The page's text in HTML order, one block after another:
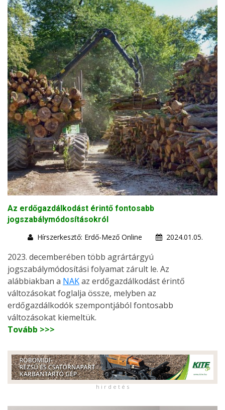
Az erdőgazdálkodást érintő fontosabb
jogszabálymódosításokról
Hírszerkesztő: Erdő-Mező Online
2024.01.05.
2023. decemberében több agrártárgyú
jogszabálymódosítási folyamat zárult le. Az
alábbiakban a NAKaz erdőgazdálkodást érintő
változásokat foglalja össze, melyben az
erdőgazdálkodók szempontjából fontosabb
változásokat kiemeltük.
Tovább >>>
h i r d e t é s